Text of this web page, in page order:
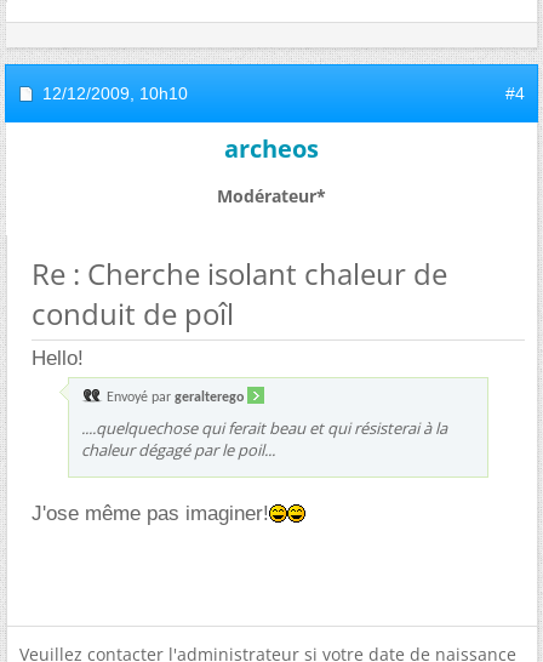
12/12/2009, 10h10 #4
archeos
Modérateur*
Re : Cherche isolant chaleur de
conduit de poîl
Hello!
Envoyé par geralterego
....quelquechose qui ferait beau et qui résisterai à la
chaleur dégagé par le poil...
J'ose même pas imaginer!
Veuillez contacter l'administrateur si votre date de naissance